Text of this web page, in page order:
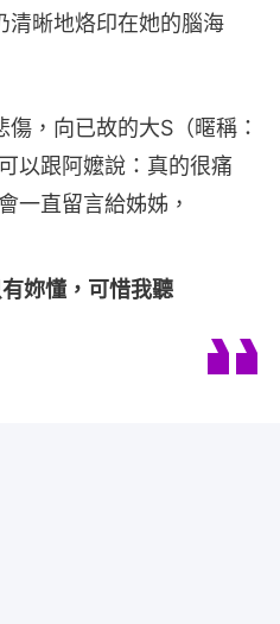
清晰地烙印在她的腦海
，向已故的大S（暱稱：
以跟阿嬤說：真的很痛
一直留言給姊姊，
妳懂，可惜我聽